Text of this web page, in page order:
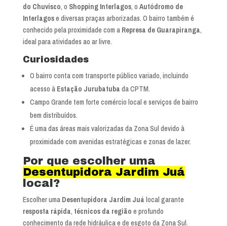
do Chuvisco, o Shopping Interlagos, o Autódromo de
Interlagose diversas praças arborizadas. O bairro também é
conhecido pela proximidade com a Represa de Guarapiranga,
ideal para atividades ao ar livre.
Curiosidades
O bairro conta com transporte público variado, incluindo
acesso à Estação Jurubatuba da CPTM.
Campo Grande tem forte comércio local e serviços de bairro
bem distribuídos.
É uma das áreas mais valorizadas da Zona Sul devido à
proximidade com avenidas estratégicas e zonas de lazer.
Por que escolher uma
Desentupidora Jardim Juá
local?
Escolher uma Desentupidora Jardim Juá local garante
resposta rápida, técnicos da região e profundo
conhecimento da rede hidráulica e de esgoto da Zona Sul.